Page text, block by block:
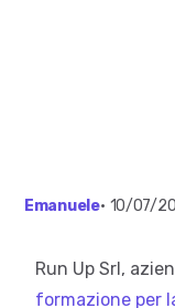
Emanuele• 10/07/
Run Up Srl,
formazione per